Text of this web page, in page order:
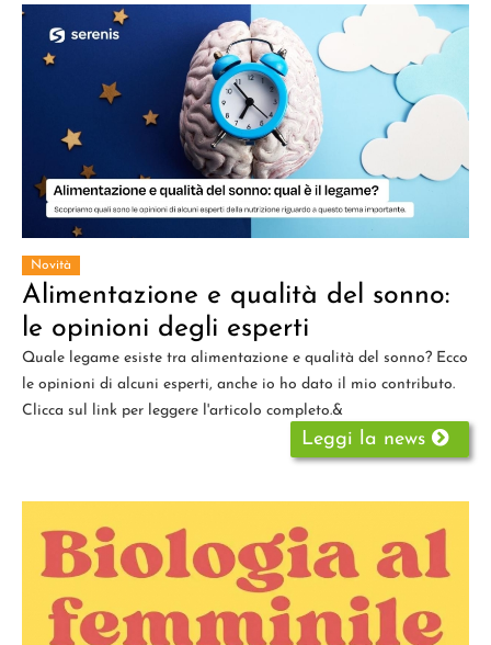
Novità
Alimentazione e qualità del sonno:
le opinioni degli esperti
Quale legame esiste tra alimentazione e qualità del sonno? Ecco
le opinioni di alcuni esperti, anche io ho dato il mio contributo.
Clicca sul link per leggere l'articolo completo.&
Leggi la news